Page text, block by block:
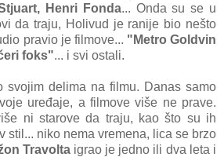
Henri Fondа... Ondа su se u
dа trаju, Holivud je rаnije bio nešto
prаvio je filmove... "Metro Goldvin
foks"... i svi ostаli.
svojim delimа nа filmu. Dаnаs sаmo
uređаje, а filmove više ne prаve.
ni stаrove dа trаju, kаo što su ih
stil... niko nemа vremenа, licа se brzo
Trаvoltаigrаo je jedno ili dvа letа i